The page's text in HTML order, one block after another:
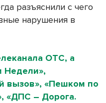
разъяснили с чего
нарушения в
ОТС, а
Недели»,
вызов», «Пешком по
«ДПС – Дорога.